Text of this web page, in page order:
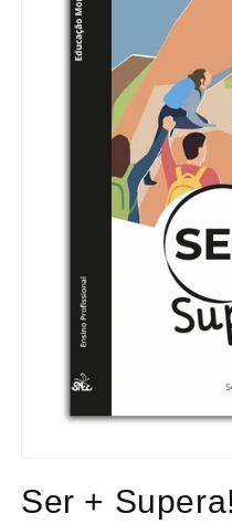
multimédia
1
Ser +